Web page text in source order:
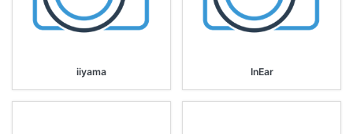
iiyama InEar